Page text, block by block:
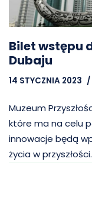
Bilet wstępu
Dubaju
14 STYCZNIA 2023
Muzeum
które ma na celu
innowacje będą
życia w